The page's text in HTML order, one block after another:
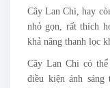
Cây Lan Chi, hay
nhỏ gọn, rất thích
khả năng thanh lọc
Cây Lan Chi có
điều kiện ánh